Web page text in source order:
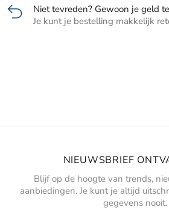
Niet tevreden? Gewoon je geld
Je kunt je bestelling makkelijk
NIEUWSBRIEF
Blijf op de hoogte van trends,
aanbiedingen. Je kunt je altijd
gegevens nooit.